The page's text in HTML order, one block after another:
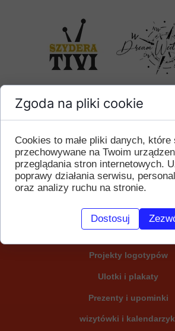
OFERUJEMY:
Przerabianie zdjęć
Tworzenie stron
Projekty materiałów
Projekty logotypów
Ulotki i plakaty
Prezenty i upominki
wizytówki i
Zgoda na pliki cookie
Cookies to małe pliki danych, które
przechowywane na Twoim
przeglądania stron internetowych.
poprawy działania serwisu,
oraz analizy ruchu na stronie.
Dostosuj